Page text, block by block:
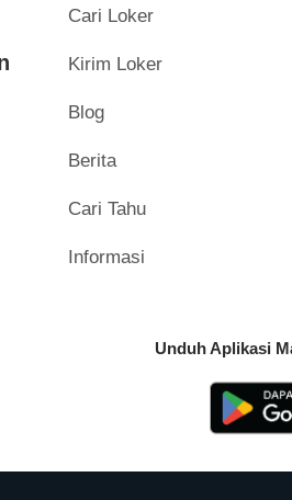
Cari Loker
Kirim Loker
Blog
Berita
Cari Tahu
Informasi
Unduh Aplikasi